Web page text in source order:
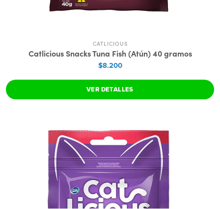
CATLICIOUS
Catlicious Snacks Tuna Fish (Atún) 40 gramos
$8.200
VER DETALLES